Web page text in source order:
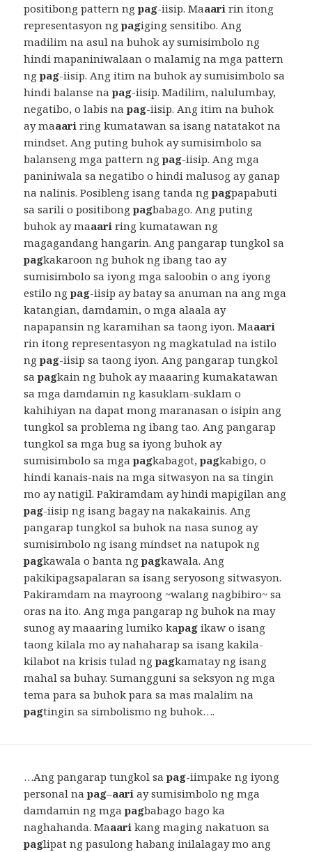
positibong pattern ngpag-iisip. Maaari rin itong
representasyon ngpagiging sensitibo. Ang
madilim na asul na buhok ay sumisimbolo ng
hindi mapaniniwalaan o malamig na mga pattern
ngpag-iisip. Ang itim na buhok ay sumisimbolo sa
hindi balanse napag-iisip. Madilim, nalulumbay,
negatibo, o labis napag-iisip. Ang itim na buhok
ay maaari ring kumatawan sa isang natatakot na
mindset. Ang puting buhok ay sumisimbolo sa
balanseng mga pattern ngpag-iisip. Ang mga
paniniwala sa negatibo o hindi malusog ay ganap
na nalinis. Posibleng isang tanda ngpagpapabuti
sa sarili o positibongpagbabago. Ang puting
buhok ay maaari ring kumatawan ng
magagandang hangarin. Ang pangarap tungkol sa
pagkakaroon ng buhok ng ibang tao ay
sumisimbolo sa iyong mga saloobin o ang iyong
estilo ngpag-iisip ay batay sa anuman na ang mga
katangian, damdamin, o mga alaala ay
napapansin ng karamihan sa taong iyon. Maaari
rin itong representasyon ng magkatulad na istilo
ngpag-iisip sa taong iyon. Ang pangarap tungkol
sapagkain ng buhok ay maaaring kumakatawan
sa mga damdamin ng kasuklam-suklam o
kahihiyan na dapat mong maranasan o isipin ang
tungkol sa problema ng ibang tao. Ang pangarap
tungkol sa mga bug sa iyong buhok ay
sumisimbolo sa mgapagkabagot,pagkabigo, o
hindi kanais-nais na mga sitwasyon na sa tingin
mo ay natigil. Pakiramdam ay hindi mapigilan ang
pag-iisip ng isang bagay na nakakainis. Ang
pangarap tungkol sa buhok na nasa sunog ay
sumisimbolo ng isang mindset na natupok ng
pagkawala o banta ngpagkawala. Ang
pakikipagsapalaran sa isang seryosong sitwasyon.
Pakiramdam na mayroong ~walang nagbibiro~ sa
oras na ito. Ang mga pangarap ng buhok na may
sunog ay maaaring lumiko kapag ikaw o isang
taong kilala mo ay nahaharap sa isang kakila-
kilabot na krisis tulad ngpagkamatay ng isang
mahal sa buhay. Sumangguni sa seksyon ng mga
tema para sa buhok para sa mas malalim na
pagtingin sa simbolismo ng buhok….
…Ang pangarap tungkol sapag-iimpake ng iyong
personal napag–aari ay sumisimbolo ng mga
damdamin ng mgapagbabago bago ka
naghahanda. Maaari kang maging nakatuon sa
paglipat ng pasulong habang inilalagay mo ang